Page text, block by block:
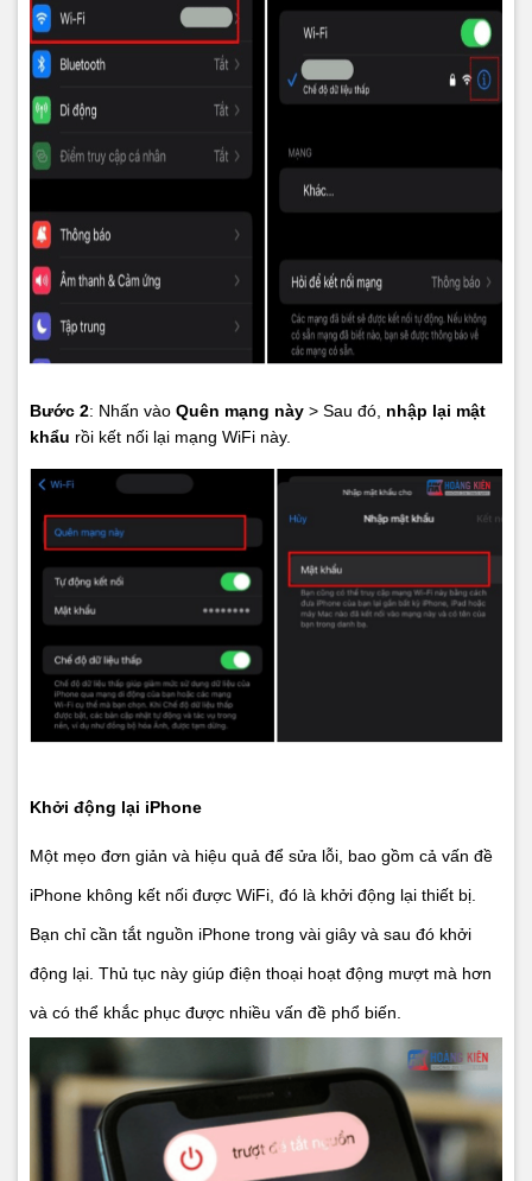
Bước 2: Nhấn vào Quên mạng này > Sau đó, nhập lại mật
khẩu rồi kết nối lại mạng WiFi này.
Khởi động lại iPhone
Một mẹo đơn giản và hiệu quả để sửa lỗi, bao gồm cả vấn đề
iPhone không kết nối được WiFi, đó là khởi động lại thiết bị.
Bạn chỉ cần tắt nguồn iPhone trong vài giây và sau đó khởi
động lại. Thủ tục này giúp điện thoại hoạt động mượt mà hơn
và có thể khắc phục được nhiều vấn đề phổ biến.